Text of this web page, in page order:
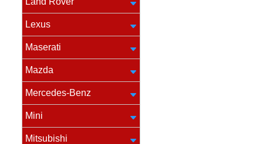
Lexus
Maserati
Mazda
Mercedes-Benz
Mini
Mitsubishi